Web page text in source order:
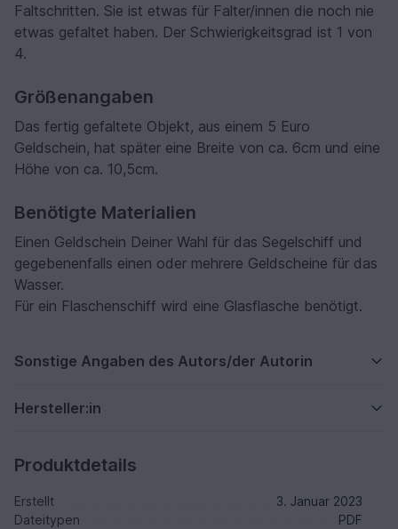
Faltschritten. Sie ist etwas für Falter/innen die noch nie
etwas gefaltet haben. Der Schwierigkeitsgrad ist 1 von
4.
Größenangaben
Das fertig gefaltete Objekt, aus einem 5 Euro
Geldschein, hat später eine Breite von ca. 6cm und eine
Höhe von ca. 10,5cm.
Benötigte Materialien
Einen Geldschein Deiner Wahl für das Segelschiff und
gegebenenfalls einen oder mehrere Geldscheine für das
Wasser.
Für ein Flaschenschiff wird eine Glasflasche benötigt.
Sonstige Angaben des Autors/der Autorin
Hersteller:in
Produktdetails
Erstellt
3. Januar 2023
Dateitypen
PDF